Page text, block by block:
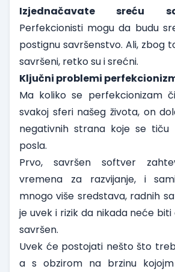
Izjednačavate sreću
Perfekcionisti mogu da budu
postignu savršenstvo. Ali, zbog
savršeni, retko su i srećni.
Ključni problemi
Ma koliko se perfekcionizam
svakoj sferi našeg života, on
negativnih strana koje se tiču
posla.
Prvo, savršen softver
vremena za razvijanje, i
mnogo više sredstava, radnih
je uvek i rizik da nikada neće
savršen.
Uvek će postojati nešto što
a s obzirom na brzinu